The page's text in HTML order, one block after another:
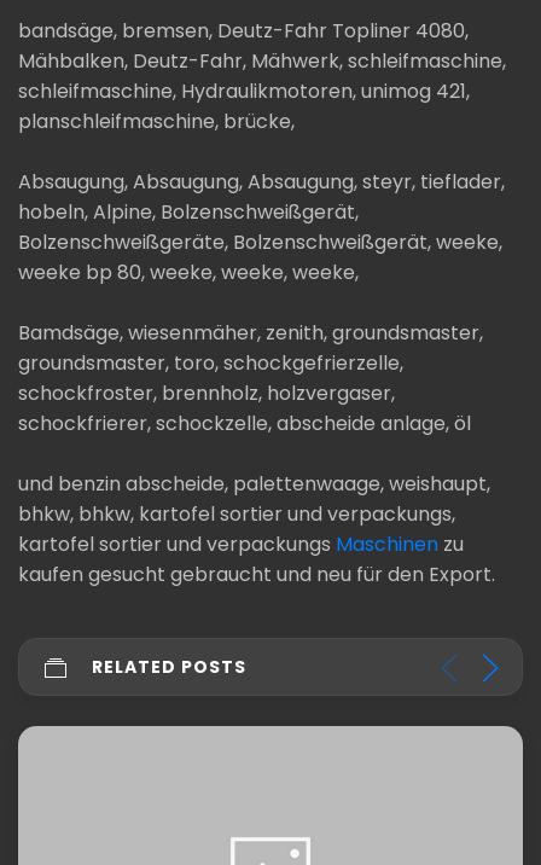
bandsäge, bremsen, Deutz-Fahr Topliner 4080,
Mähbalken, Deutz-Fahr, Mähwerk, schleifmaschine,
schleifmaschine, Hydraulikmotoren, unimog 421,
planschleifmaschine, brücke,
Absaugung, Absaugung, Absaugung, steyr, tieflader,
hobeln, Alpine, Bolzenschweißgerät,
Bolzenschweißgeräte, Bolzenschweißgerät, weeke,
weeke bp 80, weeke, weeke, weeke,
Bamdsäge, wiesenmäher, zenith, groundsmaster,
groundsmaster, toro, schockgefrierzelle,
schockfroster, brennholz, holzvergaser,
schockfrierer, schockzelle, abscheide anlage, öl
und benzin abscheide, palettenwaage, weishaupt,
bhkw, bhkw, kartofel sortier und verpackungs,
kartofel sortier und verpackungs Maschinen zu
kaufen gesucht gebraucht und neu für den Export.
RELATED POSTS